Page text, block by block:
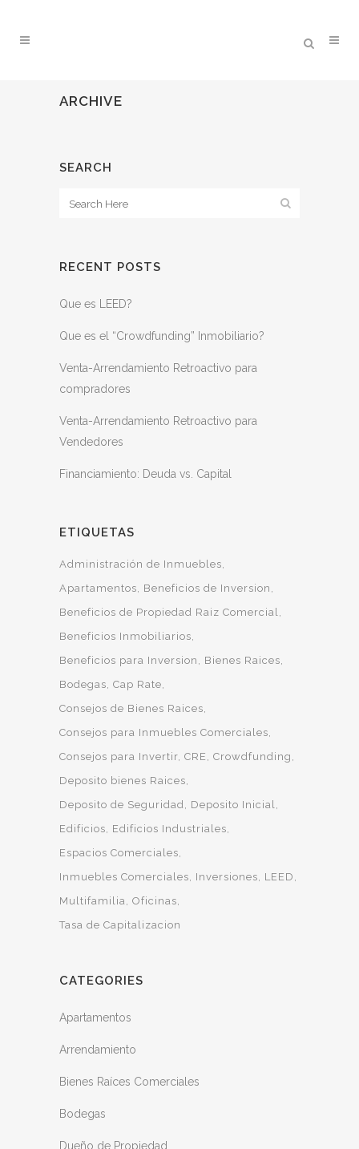
ARCHIVE
SEARCH
RECENT POSTS
Que es LEED?
Que es el “Crowdfunding” Inmobiliario?
Venta-Arrendamiento Retroactivo para
compradores
Venta-Arrendamiento Retroactivo para
Vendedores
Financiamiento: Deuda vs. Capital
ETIQUETAS
Administración de Inmuebles
Apartamentos
Beneficios de Inversion
Beneficios de Propiedad Raiz Comercial
Beneficios Inmobiliarios
Beneficios para Inversion
Bienes Raices
Bodegas Cap Rate
Consejos de Bienes Raices
Consejos para Inmuebles Comerciales
Consejos para Invertir CRE Crowdfunding
Deposito bienes Raices
Deposito de Seguridad
Deposito Inicial
Edificios
Edificios Industriales
Espacios Comerciales
Inmuebles Comerciales
Inversiones
LEED
Multifamilia Oficinas
Tasa de Capitalizacion
CATEGORIES
Apartamentos
Arrendamiento
Bienes Raíces Comerciales
Bodegas
Dueño de Propiedad